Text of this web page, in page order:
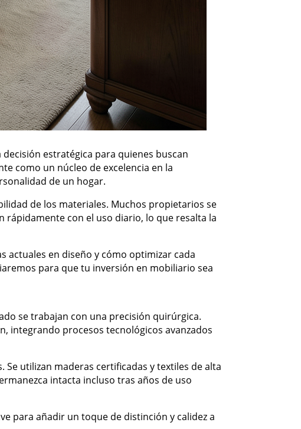
estratégica para quienes buscan
como un núcleo de excelencia en la
de un hogar.
de los materiales. Muchos propietarios se
con el uso diario, lo que resalta la
actuales en diseño y cómo optimizar cada
para que tu inversión en mobiliario sea
se trabajan con una precisión quirúrgica.
integrando procesos tecnológicos avanzados
utilizan maderas certificadas y textiles de alta
intacta incluso tras años de uso
para añadir un toque de distinción y calidez a